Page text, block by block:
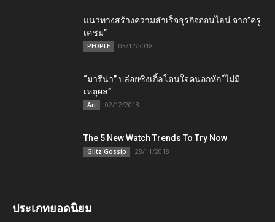
แนวทางสร้างความสำเร็จธุรกิจออนไลน์ จาก”ครู
เคชม”
PEOPLE 03/12/2018
“มารีน่า” ปล่อยซิงเกิ้ลโดนใจคนอกหัก“ไม่มี
เหตุผล”
Art 02/12/2018
The 5 New Watch Trends To Try Now
Glitz Gossip 28/11/2018
ประเภทยอดนิยม